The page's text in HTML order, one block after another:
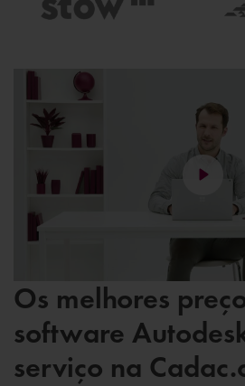
Os melhores
software
serviço na